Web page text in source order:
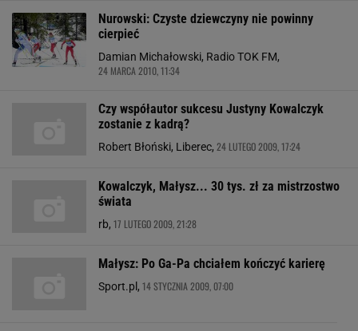
Nurowski: Czyste dziewczyny nie powinny
cierpieć
Damian Michałowski, Radio TOK FM,
24 MARCA 2010, 11:34
Czy współautor sukcesu Justyny Kowalczyk
zostanie z kadrą?
Robert Błoński, Liberec, 24 LUTEGO 2009, 17:24
Kowalczyk, Małysz... 30 tys. zł za mistrzostwo
świata
rb, 17 LUTEGO 2009, 21:28
Małysz: Po Ga-Pa chciałem kończyć karierę
Sport.pl, 14 STYCZNIA 2009, 07:00